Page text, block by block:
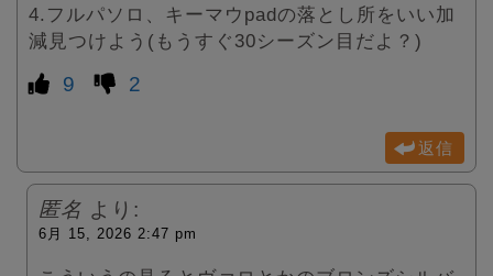
4.フルパソロ、キーマウpadの落とし所をいい加
減見つけよう(もうすぐ30シーズン目だよ？)
9 2
返信
匿名 より:
6月 15, 2026 2:47 pm